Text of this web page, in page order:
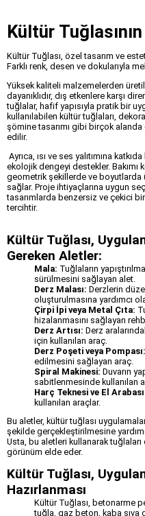
Kültür
Kültür Tuğlası, özel tasarım ve
Farklı renk, desen ve dokularıyla
Yüksek kaliteli malzemelerden
dayanıklıdır, dış etkenlere karşı
tuğlalar, hafif yapısıyla pratik bir
kullanılabilen kültür tuğlaları,
şömine tasarımı gibi birçok
edilir.
Ayrıca, ısı ve ses yalıtımına
ekolojik dengeyi destekler. Bakımı
geometrik şekillerde ve boyutlarda
sağlar. Proje ihtiyaçlarına uygun
tasarımlarda benzersiz ve çekici
tercihtir.
Kültür Tuğlası,
Gereken Aletler:
Mala: Tuğlaların
sürülmesini sağlayan alet.
Derz Malası: Derzlerin
oluşturulmasına yardımcı
Çirpi İpi veya Metal Çıta:
hizalanmasını sağlayan
Derz Artısı: Derz
için kullanılan araç.
Derz Poşeti veya Pompası:
edilmesini sağlayan araç.
Spiral Makinesi: Duvarın
sabitlenmesinde kullanılan
Harç Teknesi ve El
kullanılan araçlar.
Bu aletler, kültür tuğlası
şekilde gerçekleştirilmesine
Usta, bu aletleri kullanarak
görünüm elde eder.
Kültür Tuğlası,
Hazırlanması
Kültür Tuğlası, betonarme
tuğla, gaz beton, kaba sıva